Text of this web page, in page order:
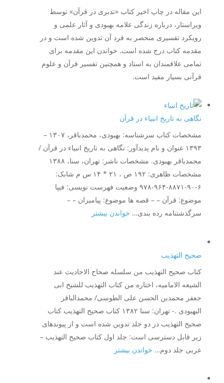
این مقاله در چاپ اخیر کتاب «تدبری در قرآن» توسط
ویراستار، درباره زندگی علامه بهبودی و آثار علمی و
رویکرد تفسیری منحصر به فرد آن تدوین شده است و در
مقدمه کتاب درج شده است. خواندن این مقدمه برای
تمامی علاقمندان به استاد و همچنین تفسیر قرآن و علوم
قرآنی بسیار مفید است.
نگاهی به تاریخ انبیاء در قرآن
مشخصات کتاب سرشناسه: بهبودی، محمدباقر، ۱۳۰۷ –
۱۳۹۳ عنوان و نام پدیدآور: نگاهی به تاریخ انبیاء در قرآن /
محمدباقر بهبودی. مشخصات ناشر: تهران، سنا، ۱۳۸۸
مشخصات ظاهری: ۱۹۲ ص ، ۲۱ * ۱۴ س م شابک:
۶-۹۰-۸۸۷۱-۹۶۴-۹۷۸ وضعیت فهرست نویسی: فیپا
موضوع: قرآن – – قصه ها موضوع: پیامبران – –
سرگذشتنامه رده بندی… خواندن بیشتر
در
قرآن
صحیح التهذیب
کتاب صحیح التهذیب من سلسله صحاح الاحادیث عند
الشیعه الامامیه، اختاره من کتاب التهذیب للشیخ ابی
جعفر محمدبن الحسن علی الطوسی/ محمدالباقر
البهبودی .- تهران: سنا ۱۳۸۲ کتاب صحیح التهذیب کتاب
صحیح التهذیب در دو جلد تدوین شده است و از پیوندهای
زیر قابل دسترسی است: جلد اول کتاب صحیح التهذیب –
عربی جلد دوم… خواندن بیشتر